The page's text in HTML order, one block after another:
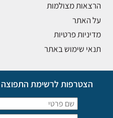
הרצאות מצולמות
על האתר
מדיניות פרטיות
תנאי שימוש באתר
הצטרפות לרשימת התפוצה